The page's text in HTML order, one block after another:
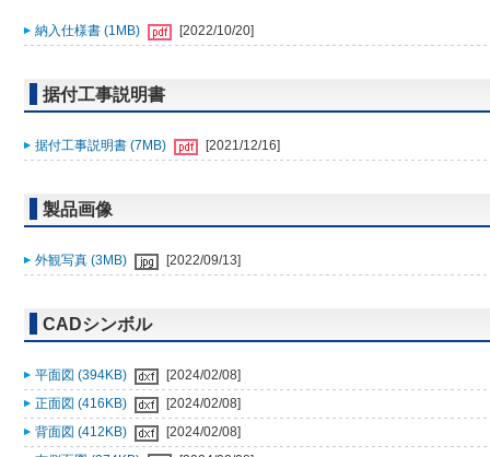
納入仕様書 (1MB) [2022/10/20]
据付工事説明書
据付工事説明書 (7MB) [2021/12/16]
製品画像
外観写真 (3MB) [2022/09/13]
CADシンボル
平面図 (394KB)
[2024/02/08]
正面図 (416KB)
[2024/02/08]
背面図 (412KB)
[2024/02/08]